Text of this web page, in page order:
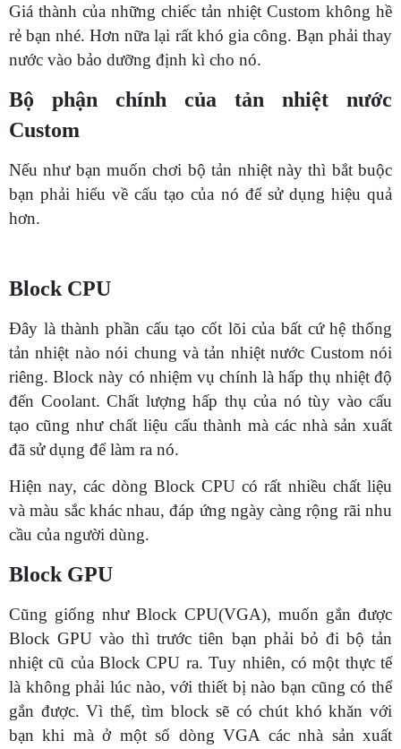
Giá thành của những chiếc tản nhiệt Custom không hề
rẻ bạn nhé. Hơn nữa lại rất khó gia công. Bạn phải thay
nước vào bảo dưỡng định kì cho nó.
Bộ phận chính của tản nhiệt nước
Custom
Nếu như bạn muốn chơi bộ tản nhiệt này thì bắt buộc
bạn phải hiểu về cấu tạo của nó để sử dụng hiệu quả
hơn.
Block CPU
Đây là thành phần cấu tạo cốt lõi của bất cứ hệ thống
tản nhiệt nào nói chung và tản nhiệt nước Custom nói
riêng. Block này có nhiệm vụ chính là hấp thụ nhiệt độ
đến Coolant. Chất lượng hấp thụ của nó tùy vào cấu
tạo cũng như chất liệu cấu thành mà các nhà sản xuất
đã sử dụng để làm ra nó.
Hiện nay, các dòng Block CPU có rất nhiều chất liệu
và màu sắc khác nhau, đáp ứng ngày càng rộng rãi nhu
cầu của người dùng.
Block GPU
Cũng giống như Block CPU(VGA), muốn gắn được
Block GPU vào thì trước tiên bạn phải bỏ đi bộ tản
nhiệt cũ của Block CPU ra. Tuy nhiên, có một thực tế
là không phải lúc nào, với thiết bị nào bạn cũng có thể
gắn được. Vì thế, tìm block sẽ có chút khó khăn với
bạn khi mà ở một số dòng VGA các nhà sản xuất